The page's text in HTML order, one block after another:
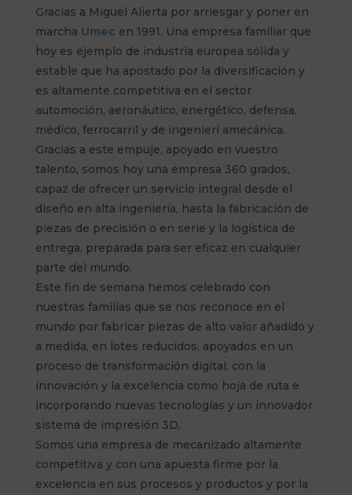
Gracias a Miguel Alierta por arriesgar y poner en
marcha Umec en 1991. Una empresa familiar que
hoy es ejemplo de industria europea sólida y
estable que ha apostado por la diversificación y
es altamente competitiva en el sector
automoción, aeronáutico, energético, defensa,
médico, ferrocarril y de ingenierí amecánica.
Gracias a este empuje, apoyado en vuestro
talento, somos hoy una empresa 360 grados,
capaz de ofrecer un servicio integral desde el
diseño en alta ingeniería, hasta la fabricación de
piezas de precisión o en serie y la logística de
entrega, preparada para ser eficaz en cualquier
parte del mundo.
Este fin de semana hemos celebrado con
nuestras familias que se nos reconoce en el
mundo por fabricar piezas de alto valor añadido y
a medida, en lotes reducidos, apoyados en un
proceso de transformación digital, con la
innovación y la excelencia como hoja de ruta e
incorporando nuevas tecnologías y un innovador
sistema de impresión 3D.
Somos una empresa de mecanizado altamente
competitiva y con una apuesta firme por la
excelencia en sus procesos y productos y por la